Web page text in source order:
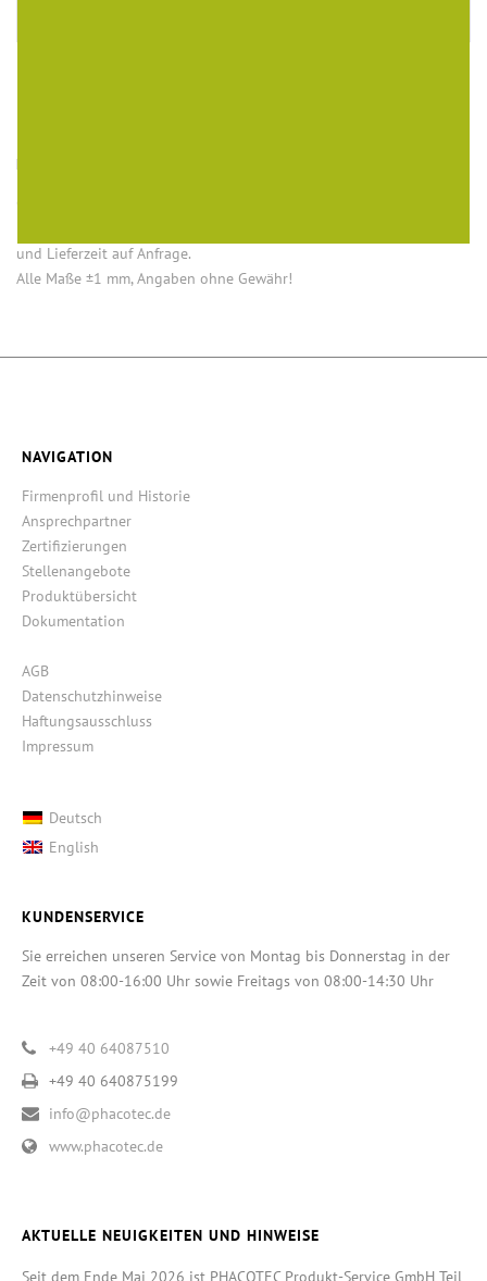
HINWEISE
und Lieferzeit auf Anfrage.
Alle Maße ±1 mm, Angaben ohne Gewähr!
NAVIGATION
Firmenprofil und Historie
Ansprechpartner
Zertifizierungen
Stellenangebote
Produktübersicht
Dokumentation
AGB
Datenschutzhinweise
Haftungsausschluss
Impressum
Deutsch
English
KUNDENSERVICE
Sie erreichen unseren Service von Montag bis Donnerstag in der
Zeit von 08:00-16:00 Uhr sowie Freitags von 08:00-14:30 Uhr
+49 40 64087510
+49 40 640875199
info@phacotec.de
www.phacotec.de
AKTUELLE NEUIGKEITEN UND HINWEISE
Seit dem Ende Mai 2026 ist PHACOTEC Produkt-Service GmbH Teil